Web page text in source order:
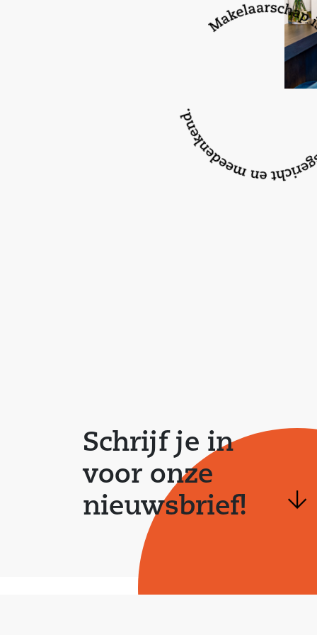
Schrijf je in
voor onze
nieuwsbrief!